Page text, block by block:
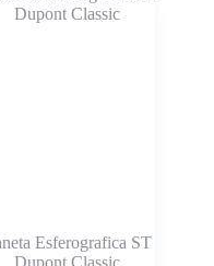
Esferografica ST